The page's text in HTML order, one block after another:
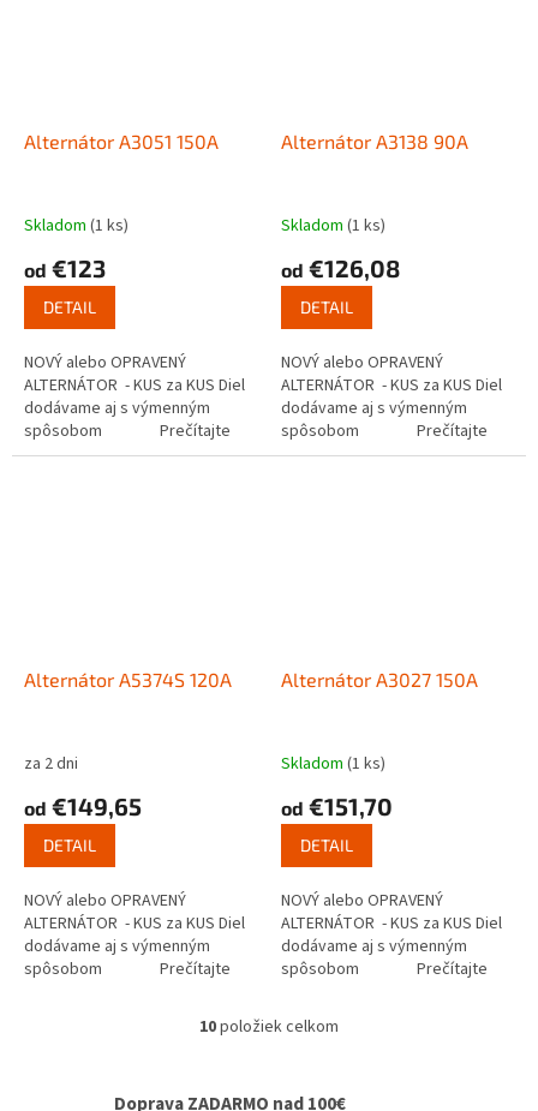
Alternátor A3051 150A
Skladom (1 ks)
od €123
DETAIL
NOVÝ alebo OPRAVENÝ
ALTERNÁTOR - KUS za KUS Diel
dodávame aj s výmenným
spôsobom Prečítajte
si ako...
Alternátor A3138 90A
Skladom (1 ks)
od €126,08
DETAIL
NOVÝ alebo OPRAVENÝ
ALTERNÁTOR - KUS za KUS Diel
dodávame aj s výmenným
spôsobom Prečítajte
si ako...
Alternátor A5374S 120A
za 2 dni
od €149,65
DETAIL
NOVÝ alebo OPRAVENÝ
ALTERNÁTOR - KUS za KUS Diel
dodávame aj s výmenným
spôsobom Prečítajte
Alternátor A3027 150A
Skladom (1 ks)
od €151,70
DETAIL
NOVÝ alebo OPRAVENÝ
ALTERNÁTOR - KUS za KUS Diel
dodávame aj s výmenným
spôsobom Prečítajte
O
á
10položiek celkom
Doprava ZADARMO nad 100€